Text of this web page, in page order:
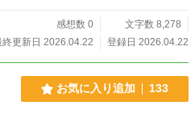
感想数 0
文字数 8,278
終更新日 2026.04.22
登録日 2026.04.22
お気に入り追加 133